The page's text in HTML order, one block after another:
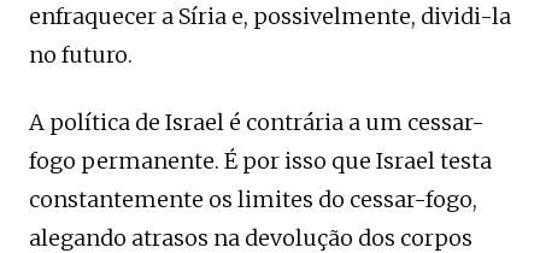
enfraquecer a Síria e, possivelmente, dividi-la
no futuro.
A política de Israel é contrária a um cessar-
fogo permanente. É por isso que Israel testa
constantemente os limites do cessar-fogo,
alegando atrasos na devolução dos corpos